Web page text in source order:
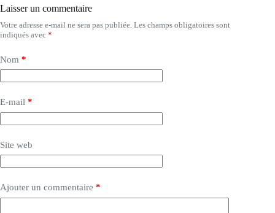
Laisser un commentaire
Votre adresse e-mail ne sera pas publiée. Les champs obligatoires sont
indiqués avec *
Nom *
E-mail *
Site web
Ajouter un commentaire *